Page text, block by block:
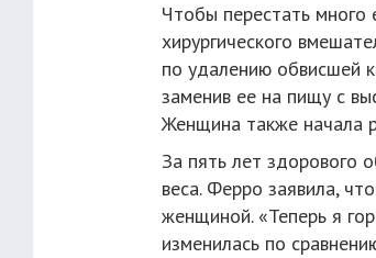
Чтобы перестать
хирургического
по удалению обвисшей
заменив ее на пищу с
Женщина также начала
За пять лет здорового
веса. Ферро заявила,
женщиной. «Теперь я
изменилась по